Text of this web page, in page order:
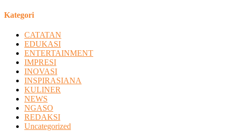
Kategori
CATATAN
EDUKASI
ENTERTAINMENT
IMPRESI
INOVASI
INSPIRASIANA
KULINER
NEWS
NGASO
REDAKSI
Uncategorized